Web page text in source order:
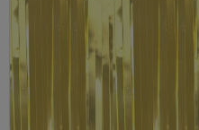
Wybierz coś dla siebie
zaloguj się, aby
z